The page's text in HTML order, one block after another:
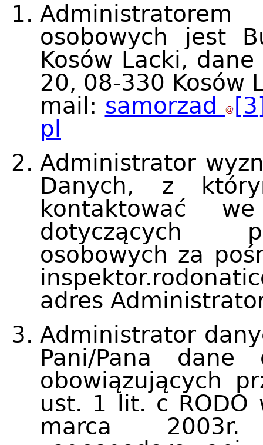
osobowych jest
Kosów Lacki,
20, 08-330 Kosów
mail: samorzad
pl
Administrator
Danych, z
kontaktować
dotyczących
osobowych za
adres
Administrator
Pani/Pana dane
obowiązujących
ust. 1 lit. c RODO
marca